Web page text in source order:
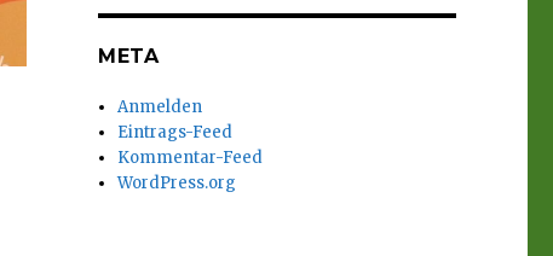
META
Anmelden
Eintrags-Feed
Kommentar-Feed
WordPress.org